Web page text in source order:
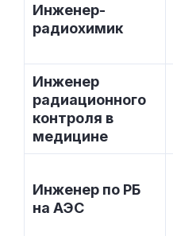
Инженер-
радиохимик
Инженер
радиационного
контроля в
медицине
Инженер по РБ
на АЭС